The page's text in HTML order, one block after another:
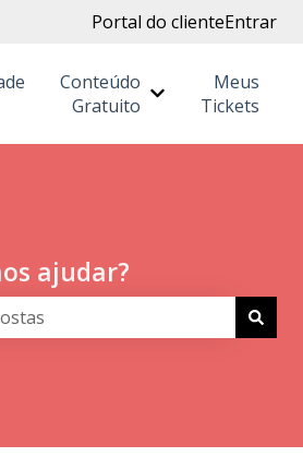
Portal do clienteEntrar
Conteúdo
Gratuito
Mostrar
Meus
Tickets
ajudar?